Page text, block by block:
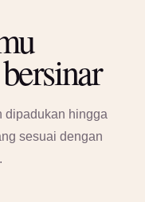
dipadukan hingga
sesuai dengan